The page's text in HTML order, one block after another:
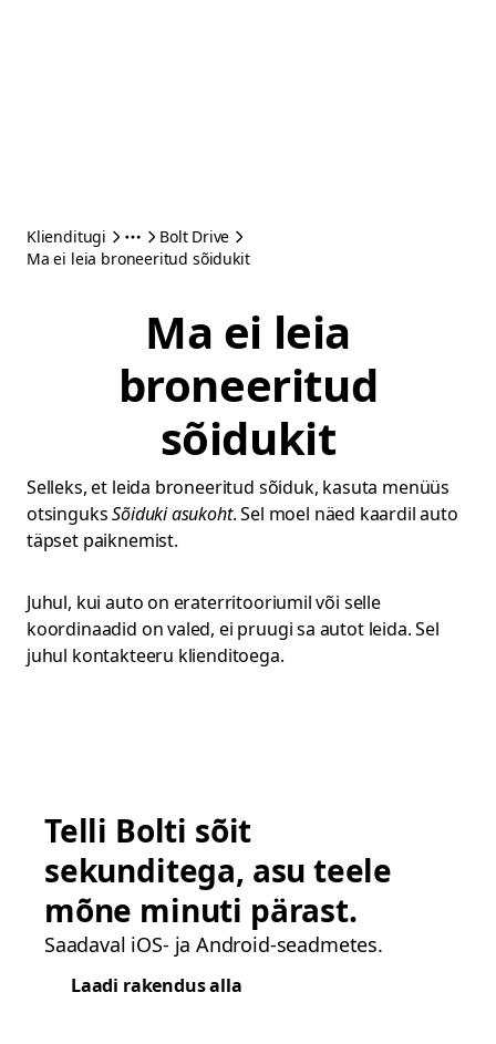
Klienditugi
Bolt Drive
Ma ei leia broneeritud sõidukit
Ma ei leia
broneeritud
sõidukit
Selleks, et leida broneeritud sõiduk, kasuta menüüs
otsinguksSõiduki asukoht. Sel moel näed kaardil auto
täpset paiknemist.
Juhul, kui auto on eraterritooriumil või selle
koordinaadid on valed, ei pruugi sa autot leida. Sel
juhul kontakteeru klienditoega.
Telli Bolti sõit
sekunditega, asu teele
mõne minuti pärast.
Saadaval iOS- ja Android-seadmetes.
Laadi rakendus alla